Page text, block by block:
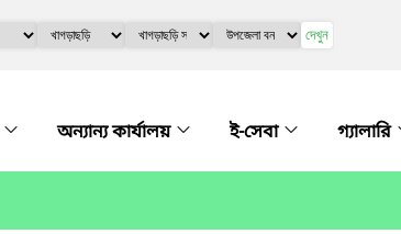
দেখুন
অন্যান্য কার্যালয় ই-সেবা গ্যালারি